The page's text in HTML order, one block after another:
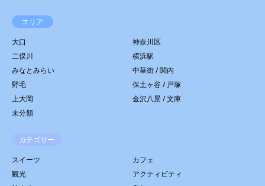
エリア
大口
神奈川区
二俣川
横浜駅
みなとみらい
中華街 / 関内
野毛
保土ヶ谷 / 戸塚
上大岡
金沢八景 / 文庫
未分類
カテゴリー
スイーツ
カフェ
観光
アクティビティ